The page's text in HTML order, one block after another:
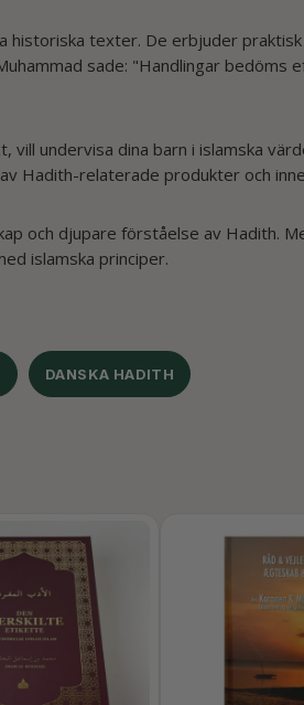
texter. De erbjuder
sade: "Handlingar
undervisa dina barn i islamska
Hadith-relaterade produkter och
och djupare förståelse av Hadith.
islamska principer.
DANSKA HADITH